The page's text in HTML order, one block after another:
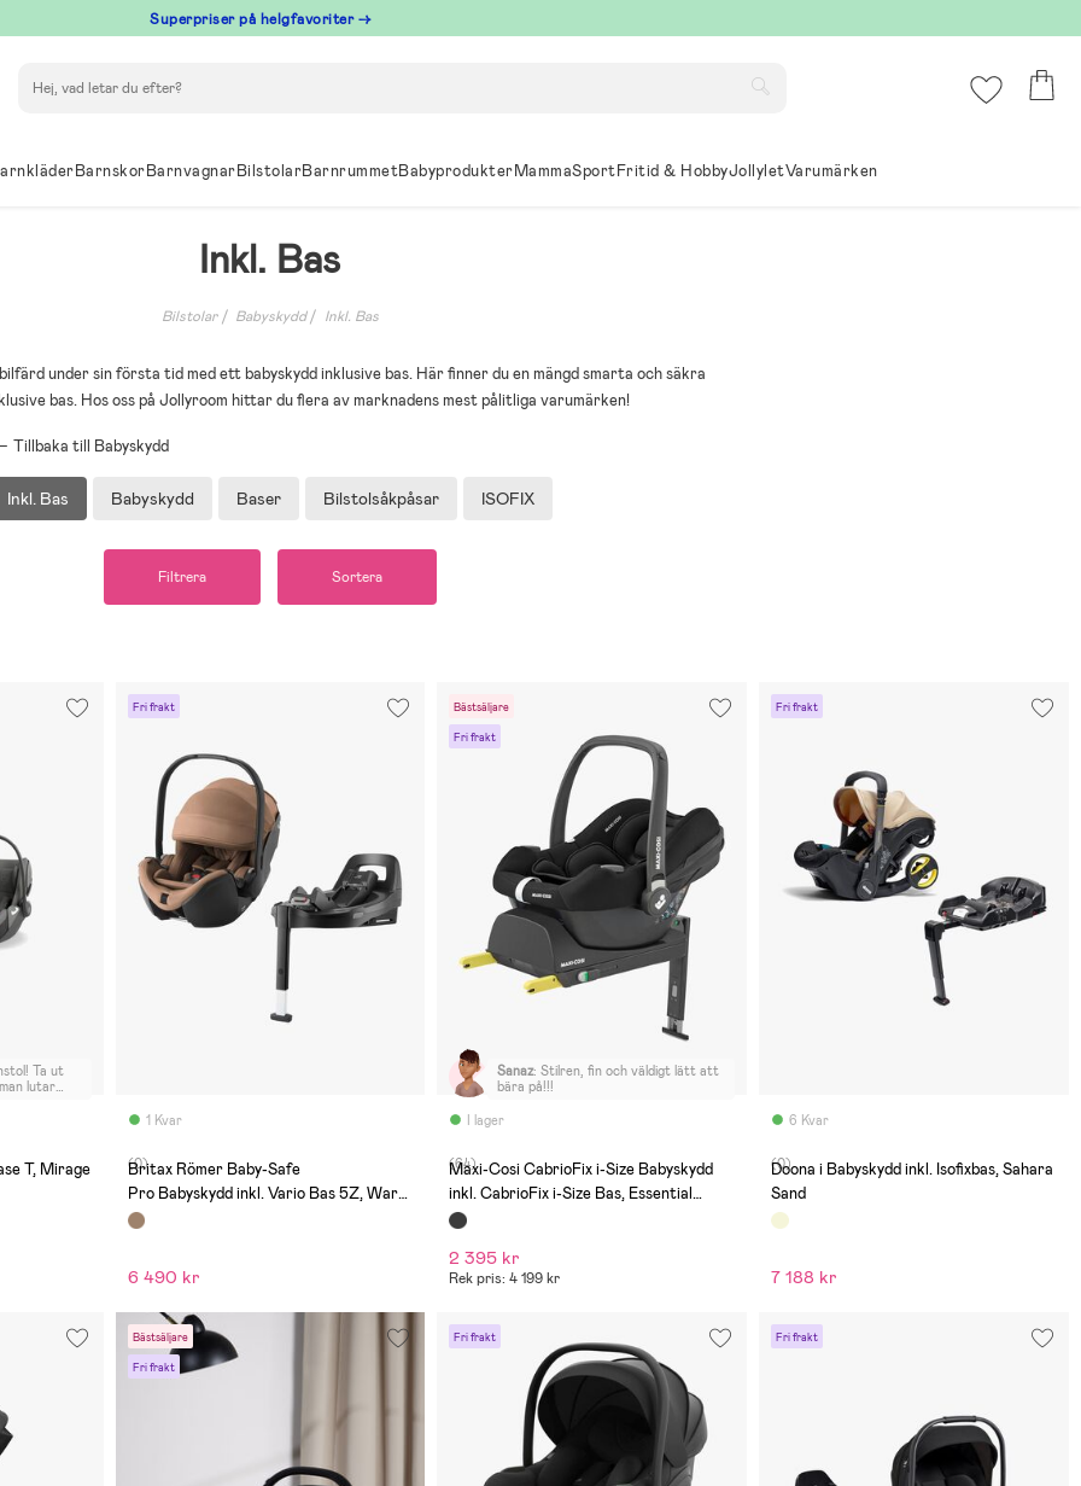
Superpriser på helgfavoriter →
BarnskorBarnvagnarBilstolarBarnrummetBabyprodukterMammaSportFritid & HobbyJollyletVarumärken
Inkl. Bas
Bilstolar Babyskydd Inkl. Bas
under sin första tid med ett babyskydd inklusive bas. Här finner du en mängd smarta och säkra
bas. Hos oss på Jollyroom hittar du flera av marknadens mest pålitliga varumärken!
Tillbaka till Babyskydd
Inkl. Bas Babyskydd Baser Bilstolsåkpåsar ISOFIX
Filtrera Sortera
Ta ut
lutar
T, Mirage
Fri frakt
1 Kvar
(0)
Britax Römer Baby-Safe
Pro Babyskydd inkl. Vario Bas 5Z, Warm
Caramel
6 490 kr
Bästsäljare
Fri frakt
I lager
Sanaz: Stilren, fin och väldigt lätt att
bära på!!!
(64)
Maxi-Cosi CabrioFix i-Size Babyskydd
inkl. CabrioFix i-Size Bas, Essential
Black
2 395 kr
Rek pris: 4 199 kr
Fri frakt
6 Kvar
(0)
Doona i Babyskydd inkl. Isofixbas, Sahara
Sand
7 188 kr
Bästsäljare
Fri frakt
Fri frakt Fri frakt